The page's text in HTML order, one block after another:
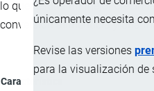
únicamente necesita
Revise las versiones
para la visualización de
lo que resulta un mejor
conversión alimenticia y una
Característica